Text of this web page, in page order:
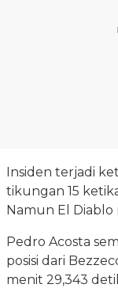
Insiden terjadi
tikungan 15
Namun El Diablo
Pedro Acosta
posisi dari
menit 29,343